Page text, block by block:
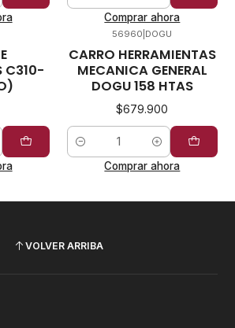
Comprar ahora
C310-
56960 DOGU
CARRO HERRAMIENTAS
MECANICA GENERAL
DOGU 158 HTAS
$679.900
Cantidad
Comprar ahora
VOLVER ARRIBA